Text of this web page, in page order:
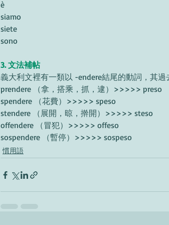
è
siamo
siete
sono
3. 文法補帖
義大利文裡有一類以 -endere結尾的動詞，其
prendere （拿，搭乘，抓，逮）>>>>> preso
spendere （花費）>>>>> speso
stendere （展開，晾，擀開）>>>>> steso
offendere （冒犯）>>>>> offeso
sospendere （暫停）>>>>> sospeso
慣用語